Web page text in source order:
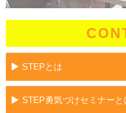
STEPとは
STEP勇気づけセミナーと